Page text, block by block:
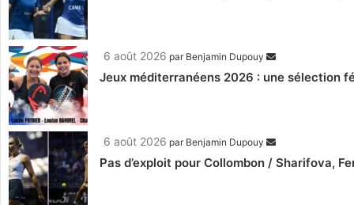
6 août 2026 par Benjamin Dupouy
Jeux méditerranéens 2026 : une sélection
6 août 2026 par Benjamin Dupouy
Pas d’exploit pour Collombon / Sharifova,